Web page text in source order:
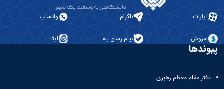
آپارات تلگرام واتساپ
سروش پیام رسان بله ایتا
پیوندها
دفتر مقام معظم رهبری